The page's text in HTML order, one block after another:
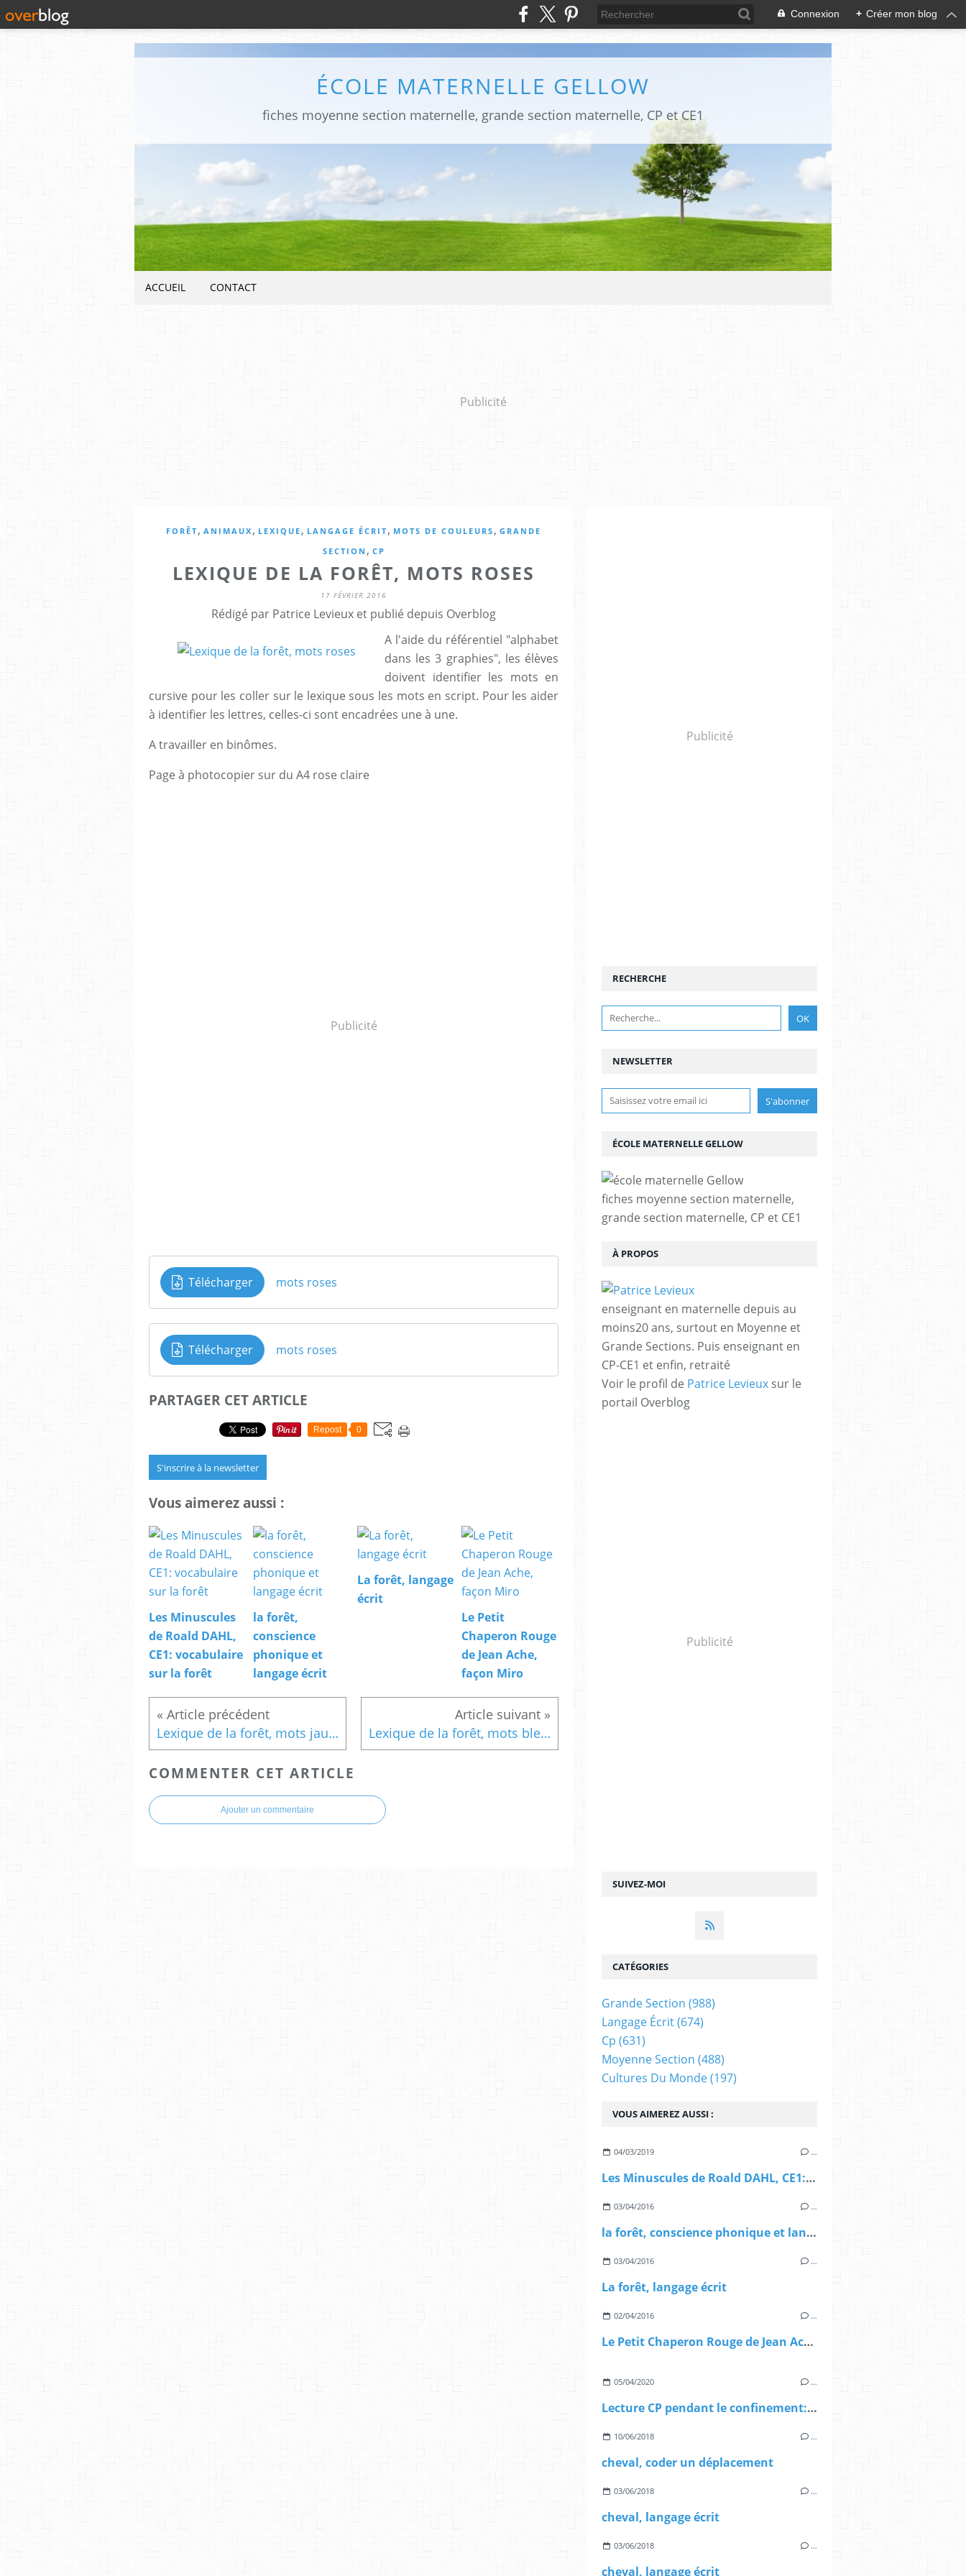
Connexion + Créer mon blog
ÉCOLE MATERNELLE GELLOW
fiches moyenne section maternelle, grande section maternelle, CP et CE1
ACCUEIL CONTACT
Publicité
FORÊT, ANIMAUX , LEXIQUE , LANGAGE ÉCRIT, MOTS DE COULEURS , GRANDE
SECTION , CP
LEXIQUE DE LA FORÊT, MOTS ROSES
17 FÉVRIER 2016
Rédigé par Patrice Levieux et publié depuis Overblog
A l'aide du référentiel "alphabet
dans les 3 graphies", les élèves
doivent identifier les mots en
cursive pour les coller sur le lexique sous les mots en script. Pour les aider
à identifier les lettres, celles-ci sont encadrées une à une.
A travailler en binômes.
Page à photocopier sur du A4 rose claire
Publicité
Télécharger mots roses
Télécharger mots roses
PARTAGER CET ARTICLE
Repost 0
S'inscrire à la newsletter
Vous aimerez aussi :
Les Minuscules
de Roald DAHL,
CE1: vocabulaire
sur la forêt
la forêt,
conscience
phonique et
langage écrit
La forêt, langage
écrit
Le Petit
Chaperon Rouge
de Jean Ache,
façon Miro
Lexique de la forêt, mots jaunes Lexique de la forêt, mots bleus
COMMENTER CET ARTICLE
Ajouter un commentaire
Publicité
NEWSLETTER
SUIVEZ-MOI
RECHERCHE
ÉCOLE MATERNELLE GELLOW
fiches moyenne section maternelle,
grande section maternelle, CP et CE1
À PROPOS
enseignant en maternelle depuis au
moins20 ans, surtout en Moyenne et
Grande Sections. Puis enseignant en
CP-CE1 et enfin, retraité
Voir le profil de Patrice Levieux sur le
portail Overblog
Publicité
VOUS AIMEREZ AUSSI :
04/03/2019 …
Les Minuscules de Roald DAHL, CE1: vocabulaire sur la forêt
03/04/2016 …
la forêt, conscience phonique et langage écrit
03/04/2016 …
La forêt, langage écrit
02/04/2016 …
Le Petit Chaperon Rouge de Jean Ache, façon Miro
05/04/2020 …
Lecture CP pendant le confinement: Chevaux et poneys, les docs du CP, Magdalena et Mélanie Roubineau
10/06/2018 …
cheval, coder un déplacement
03/06/2018 …
cheval, langage écrit
03/06/2018 …
cheval, langage écrit
CATÉGORIES
Grande Section (988)
Langage Écrit(674)
Cp (631)
Moyenne Section (488)
Cultures Du Monde(197)